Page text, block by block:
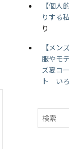
【個人
りする
り
【メン
服やモ
ズ夏コ
ト い